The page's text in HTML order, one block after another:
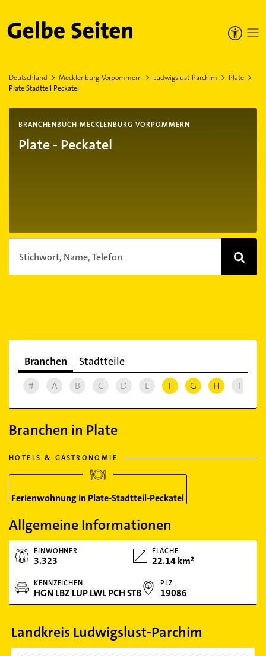
Gelbe Seiten
Deutschland Mecklenburg-Vorpommern Ludwigslust-Parchim
Plate
Plate Stadtteil Peckatel
BRANCHENBUCH MECKLENBURG-VORPOMMERN
Plate - Peckatel
Stichwort, Name, Telefon
Branchen Stadtteile
# A B C D E F G H I
Branchen in Plate
HOTELS & GASTRONOMIE
Ferienwohnung in Plate-Stadtteil-Peckatel
Allgemeine Informationen
EINWOHNER
3.323
FLÄCHE
22.14 km²
KENNZEICHEN
HGN LBZ LUP LWL PCH STB
PLZ
19086
Landkreis Ludwigslust-Parchim